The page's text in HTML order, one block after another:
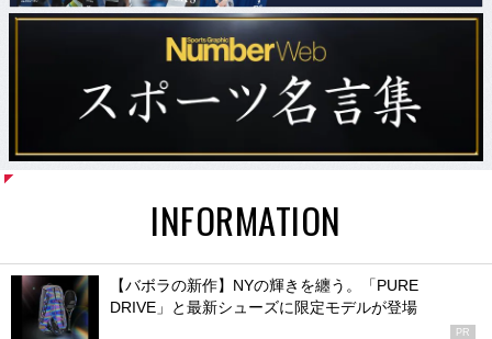
INFORMATION
【バボラの新作】NYの輝きを纏う。「PURE
DRIVE」と最新シューズに限定モデルが登場
PR